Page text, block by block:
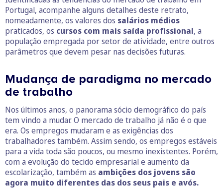
Portugal, acompanhe alguns detalhes deste retrato,
nomeadamente, os valores dos salários médios
praticados, os cursos com mais saída profissional, a
população empregada por setor de atividade, entre outros
parâmetros que devem pesar nas decisões futuras.
Mudança de paradigma no mercado
de trabalho
Nos últimos anos, o panorama sócio demográfico do país
tem vindo a mudar. O mercado de trabalho já não é o que
era. Os empregos mudaram e as exigências dos
trabalhadores também. Assim sendo, os empregos estáveis
para a vida toda são poucos, ou mesmo inexistentes. Porém,
com a evolução do tecido empresarial e aumento da
escolarização, também as ambições dos jovens são
agora muito diferentes das dos seus pais e avós.